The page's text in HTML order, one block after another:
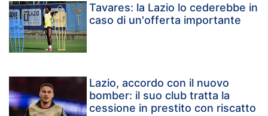
Tavares: la Lazio lo cederebbe in
caso di un'offerta importante
Lazio, accordo con il nuovo
bomber: il suo club tratta la
cessione in prestito con riscatto